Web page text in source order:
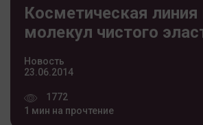
Косметическая линия
молекул чистого
Новость
23.06.2014
1772
1 мин на прочтение